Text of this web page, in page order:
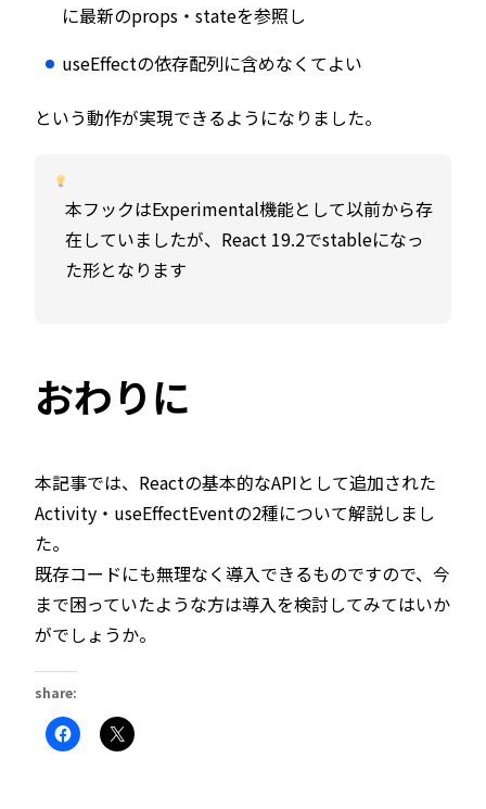
に最新のprops・stateを参照し
useEffectの依存配列に含めなくてよい
という動作が実現できるようになりました。
本フックはExperimental機能として以前から存
在していましたが、React 19.2でstableになっ
た形となります
おわりに
本記事では、Reactの基本的なAPIとして追加された
Activity・useEffectEventの2種について解説しまし
た。
既存コードにも無理なく導入できるものですので、今
まで困っていたような方は導入を検討してみてはいか
がでしょうか。
share:
Facebook
で
ク
リ